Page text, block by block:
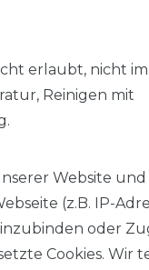
erlaubt, nicht im
Reinigen mit
Website
(z.B. IP-
oder
Cookies. Wir